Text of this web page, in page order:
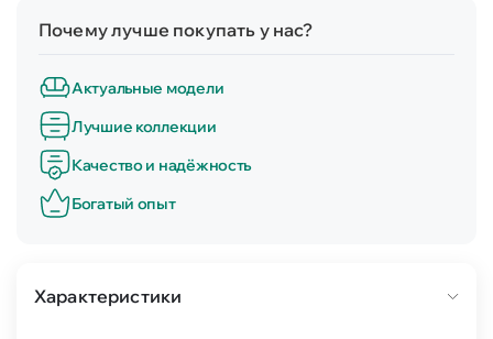
Почему лучше покупать у нас?
Актуальные модели
Лучшие коллекции
Качество и надёжность
Богатый опыт
Характеристики